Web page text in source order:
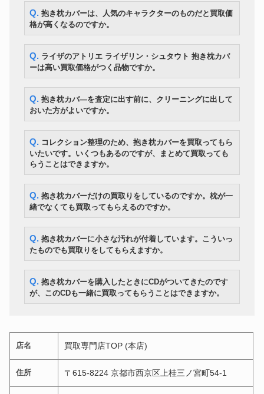
Q. 抱き枕カバーは、人気のキャラクターのものだと買取価
格が高くなるのですか。
Q. ライザのアトリエ ライザリン・シュタウト 抱き枕カバ
ーは高い買取価格がつく品物ですか。
Q. 抱き枕カバ―を査定に出す前に、クリーニングに出して
おいた方がよいですか。
Q. コレクション整理のため、抱き枕カバーを買取ってもら
いたいです。いくつもあるのですが、まとめて買取っても
らうことはできますか。
Q. 抱き枕カバーだけの買取りをしているのですか。枕が一
緒でなくても買取ってもらえるのですか。
Q. 抱き枕カバーに小さな汚れが付着しています。こういっ
たものでも買取りをしてもらえますか。
Q. 抱き枕カバーを購入したときにCDがついてきたのです
が、このCDも一緒に買取ってもらうことはできますか。
店名 買取専門店TOP (本店)
住所 〒615-8224 京都市西京区上桂三ノ宮町54-1